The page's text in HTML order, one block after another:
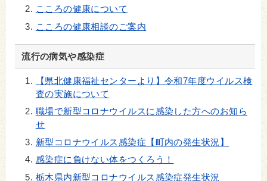
こころの健康について
こころの健康相談のご案内
流行の病気や感染症
【県北健康福祉センターより】令和7年度ウイルス検
査の実施について
職場で新型コロナウイルスに感染した方へのお知ら
せ
新型コロナウイルス感染症【町内の発生状況】
感染症に負けない体をつくろう！
栃木県内新型コロナウイルス感染症発生状況